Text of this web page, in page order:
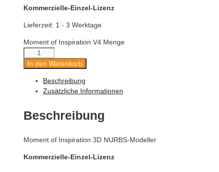
Kommerzielle-Einzel-Lizenz
Lieferzeit: 1 - 3 Werktage
Moment of Inspiration V4 Menge
In den Warenkorb
Beschreibung
Zusätzliche Informationen
Beschreibung
Moment of Inspiration 3D NURBS-Modeller
Kommerzielle-Einzel-Lizenz